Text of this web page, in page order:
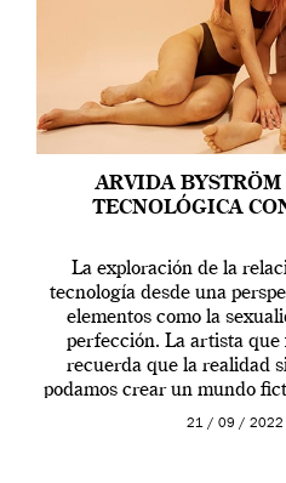
ARVIDA
TECNOLÓGICA
La exploración de la
tecnología desde una
elementos como la
perfección. La artista
recuerda que la realidad
podamos crear un mundo
que los humanos
21 / 09 /